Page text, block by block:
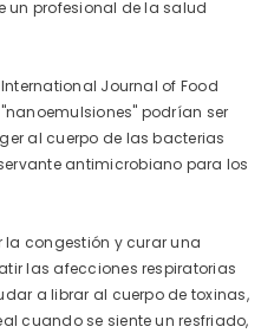
un profesional de la salud
Journal of Food
podrían ser
al cuerpo de las bacterias
antimicrobiano para los
la congestión y curar una
las afecciones respiratorias
a librar al cuerpo de toxinas,
cuando se siente un resfriado,